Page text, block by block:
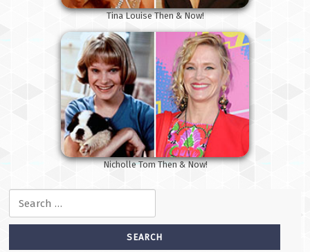
Tina Louise Then & Now!
Nicholle Tom Then & Now!